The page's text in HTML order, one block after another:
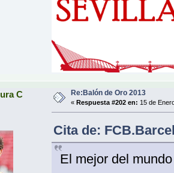
C Re:Balón de Oro 2013
« Respuesta #202 en: 15 de
Cita de:
El mejor del